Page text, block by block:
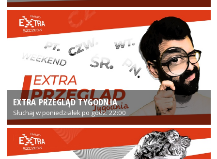
EXTRA PRZEGLĄD TYGODNIA
Słuchaj w poniedziałek po godz. 22:00